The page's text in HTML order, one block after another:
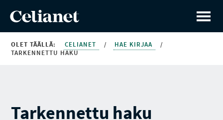
OLET TÄÄLLÄ: CELIANET / HAE KIRJAA
/
TARKENNETTU HAKU
Tarkennettu haku